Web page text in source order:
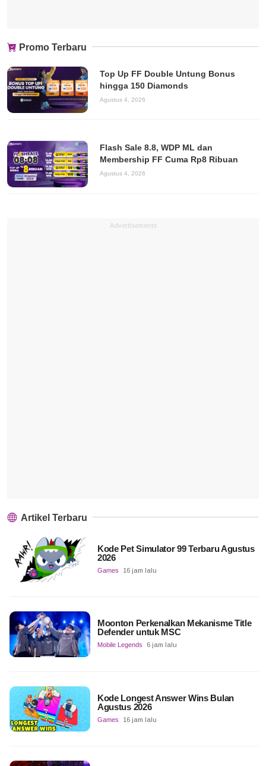
Promo Terbaru
Top Up FF Double Untung Bonus
hingga 150 Diamonds
Agustus 4, 2026
Flash Sale 8.8, WDP ML dan
Membership FF Cuma Rp8 Ribuan
Agustus 4, 2026
Advertisements
Artikel Terbaru
Kode Pet Simulator 99 Terbaru Agustus
2026
Games 16 jam lalu
Moonton Perkenalkan Mekanisme Title
Defender untuk MSC
Mobile Legends 6 jam lalu
Kode Longest Answer Wins Bulan
Agustus 2026
Games 16 jam lalu